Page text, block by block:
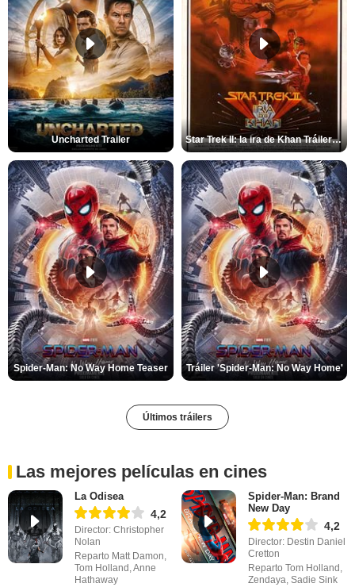
Uncharted Trailer Star Trek II: la ira de Khan Tráiler VO
Spider-Man: No Way Home Teaser Tráiler 'Spider-Man: No Way Home'
Últimos tráilers
Las mejores películas en cines
La Odisea
4,2
Director: Christopher
Nolan
Reparto Matt Damon,
Tom Holland, Anne
Hathaway
Spider-Man: Brand
New Day
4,2
Director: Destin Daniel
Cretton
Reparto Tom Holland,
Zendaya, Sadie Sink